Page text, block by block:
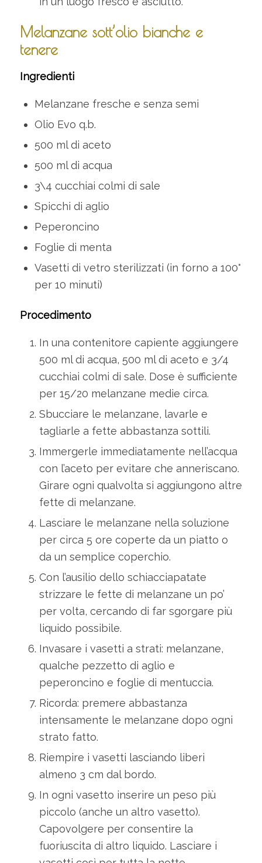
Melanzane sott’olio bianche e
tenere
Ingredienti
Melanzane fresche e senza semi
Olio Evo q.b.
500 ml di aceto
500 ml di acqua
3\4 cucchiai colmi di sale
Spicchi di aglio
Peperoncino
Foglie di menta
Vasetti di vetro sterilizzati (in forno a 100°
per 10 minuti)
Procedimento
In una contenitore capiente aggiungere
500 ml di acqua, 500 ml di aceto e 3/4
cucchiai colmi di sale. Dose è sufficiente
per 15/20 melanzane medie circa.
Sbucciare le melanzane, lavarle e
tagliarle a fette abbastanza sottili.
Immergerle immediatamente nell’acqua
con l’aceto per evitare che anneriscano.
Girare ogni qualvolta si aggiungono altre
fette di melanzane.
Lasciare le melanzane nella soluzione
per circa 5 ore coperte da un piatto o
da un semplice coperchio.
Con l’ausilio dello schiacciapatate
strizzare le fette di melanzane un po’
per volta, cercando di far sgorgare più
liquido possibile.
Invasare i vasetti a strati: melanzane,
qualche pezzetto di aglio e
peperoncino e foglie di mentuccia.
Ricorda: premere abbastanza
intensamente le melanzane dopo ogni
strato fatto.
Riempire i vasetti lasciando liberi
almeno 3 cm dal bordo.
In ogni vasetto inserire un peso più
piccolo (anche un altro vasetto).
Capovolgere per consentire la
fuoriuscita di altro liquido. Lasciare i